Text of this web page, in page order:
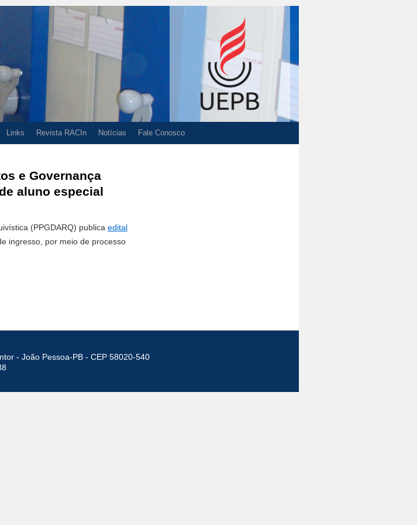
Links Revista RACIn Notícias Fale Conosco
e Governança
aluno especial
(PPGDARQ) publica edital
ingresso, por meio de processo
- João Pessoa-PB - CEP 58020-540